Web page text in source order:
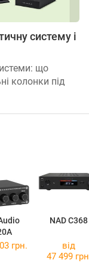
систему і
що
колонки під
NAD C368
грн.
від
47 499